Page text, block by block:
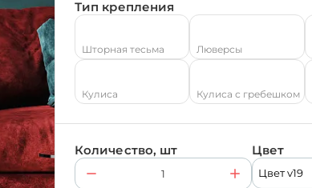
Тип крепления
Шторная тесьма Люверсы
Кулиса Кулиса с гребешком
Количество, шт Цвет
Цвет v19